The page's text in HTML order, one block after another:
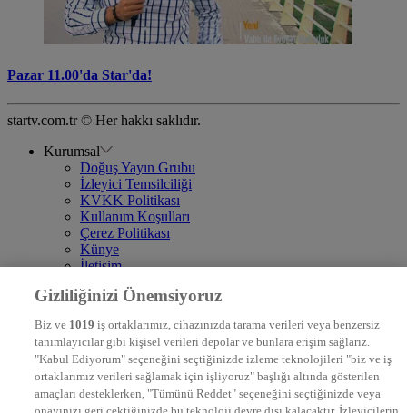
Pazar 11.00'da Star'da!
startv.com.tr © Her hakkı saklıdır.
Kurumsal
Doğuş Yayın Grubu
İzleyici Temsilciliği
KVKK Politikası
Kullanım Koşulları
Çerez Politikası
Künye
İletişim
DYG Televizyonlar
STAR
EURO STAR
KRAL POP TV
DYG Radyolar
NTV RADYO
Gizliliğinizi Önemsiyoruz
Biz ve 1019 iş ortaklarımız, cihazınızda tarama verileri veya benzersiz
tanımlayıcılar gibi kişisel verileri depolar ve bunlara erişim sağlarız.
"Kabul Ediyorum" seçeneğini seçtiğinizde izleme teknolojileri "biz ve iş
ortaklarımız verileri sağlamak için işliyoruz" başlığı altında gösterilen
amaçları desteklerken, "Tümünü Reddet" seçeneğini seçtiğinizde veya